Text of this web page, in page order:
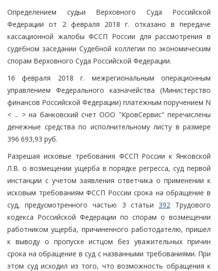
Определением судьи Верховного Суда Российской
Федерации от 2 февраля 2018 г. отказано в передаче
кассационной жалобы ФССП России для рассмотрения в
судебном заседании Судебной коллегии по экономическим
спорам Верховного Суда Российской Федерации.
16 февраля 2018 г. межрегиональным операционным
управлением Федерального казначейства (Министерство
финансов Российской Федерации) платежным поручением N
< ... > на банковский счет ООО "КровСервис" перечислены
денежные средства по исполнительному листу в размере
396 693,93 руб.
Разрешая исковые требования ФССП России к Янковской
Л.В. о возмещении ущерба в порядке регресса, суд первой
инстанции с учетом заявления ответчика о применении к
исковым требованиям ФССП России срока на обращение в
суд, предусмотренного частью 3 статьи 392 Трудового
кодекса Российской Федерации по спорам о возмещении
работником ущерба, причиненного работодателю, пришел
к выводу о пропуске истцом без уважительных причин
срока на обращение в суд с названными требованиями. При
этом суд исходил из того, что возможность обращения к